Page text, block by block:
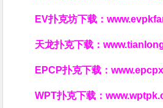
EV扑克坊下载：
天龙扑克下载：
EPCP扑克下载：
WPT扑克下载：